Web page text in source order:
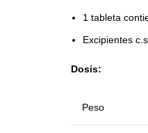
1 tableta
Excipientes
Dosis:
Peso